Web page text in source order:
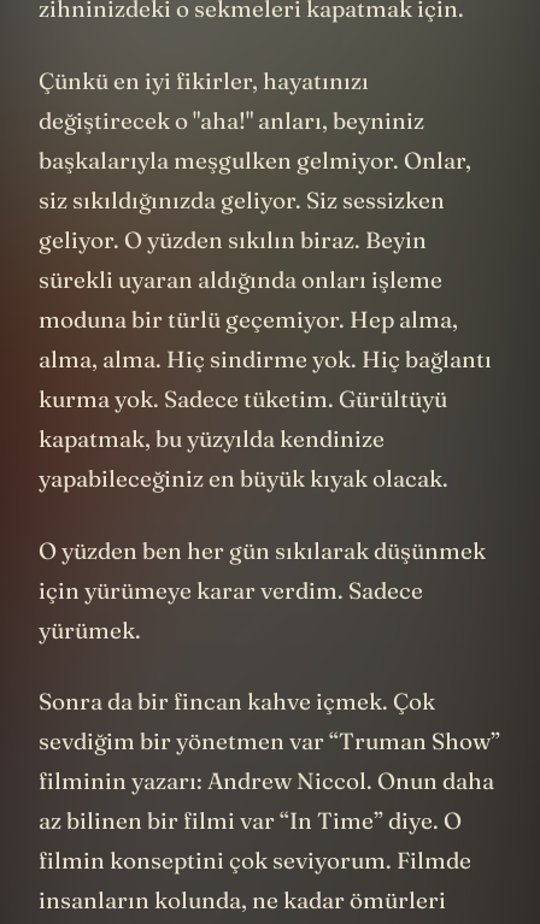
zihninizdeki o sekmeleri kapatmak için.
Çünkü en iyi fikirler, hayatınızı
değiştirecek o "aha!" anları, beyniniz
başkalarıyla meşgulken gelmiyor. Onlar,
siz sıkıldığınızda geliyor. Siz sessizken
geliyor. O yüzden sıkılın biraz. Beyin
sürekli uyaran aldığında onları işleme
moduna bir türlü geçemiyor. Hep alma,
alma, alma. Hiç sindirme yok. Hiç bağlantı
kurma yok. Sadece tüketim. Gürültüyü
kapatmak, bu yüzyılda kendinize
yapabileceğiniz en büyük kıyak olacak.
O yüzden ben her gün sıkılarak düşünmek
için yürümeye karar verdim. Sadece
yürümek.
Sonra da bir fincan kahve içmek. Çok
sevdiğim bir yönetmen var “Truman Show”
filminin yazarı: Andrew Niccol. Onun daha
az bilinen bir filmi var “In Time” diye. O
filmin konseptini çok seviyorum. Filmde
insanların kolunda, ne kadar ömürleri